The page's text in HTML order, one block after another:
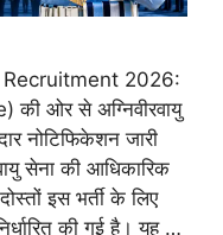
2026:
की ओर से अग्निवीरवायु
नोटिफिकेशन जारी
सेना की आधिकारिक
इस भर्ती के लिए
की गई है। यह …